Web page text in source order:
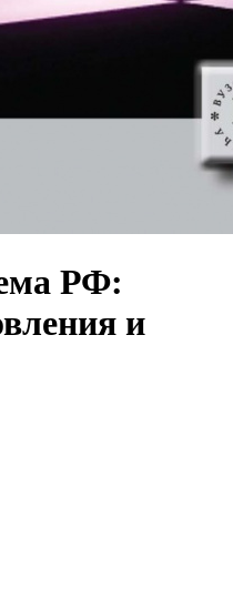
РФ:
и